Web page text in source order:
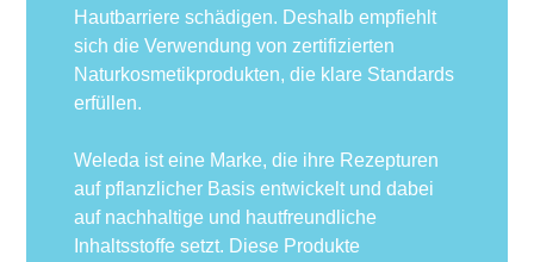
Hautbarriere schädigen. Deshalb empfiehlt
sich die Verwendung von zertifizierten
Naturkosmetikprodukten, die klare Standards
erfüllen.
Weleda ist eine Marke, die ihre Rezepturen
auf pflanzlicher Basis entwickelt und dabei
auf nachhaltige und hautfreundliche
Inhaltsstoffe setzt. Diese Produkte